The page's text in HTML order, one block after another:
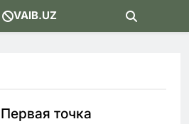
VAIB.UZ
Первая точка